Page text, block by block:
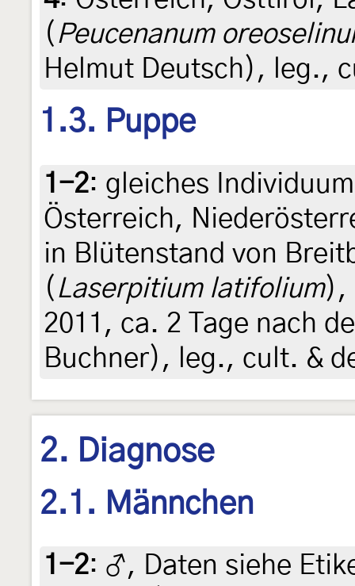
( Peucenanum
Helmut Deutsch), leg.,
1.3. Puppe
1-2: gleiches
Österreich,
in Blütenstand von
( Laserpitium latifolium),
2011, ca. 2 Tage nach
Buchner), leg., cult. &
2. Diagnose
2.1. Männchen
1-2: ♂, Daten siehe